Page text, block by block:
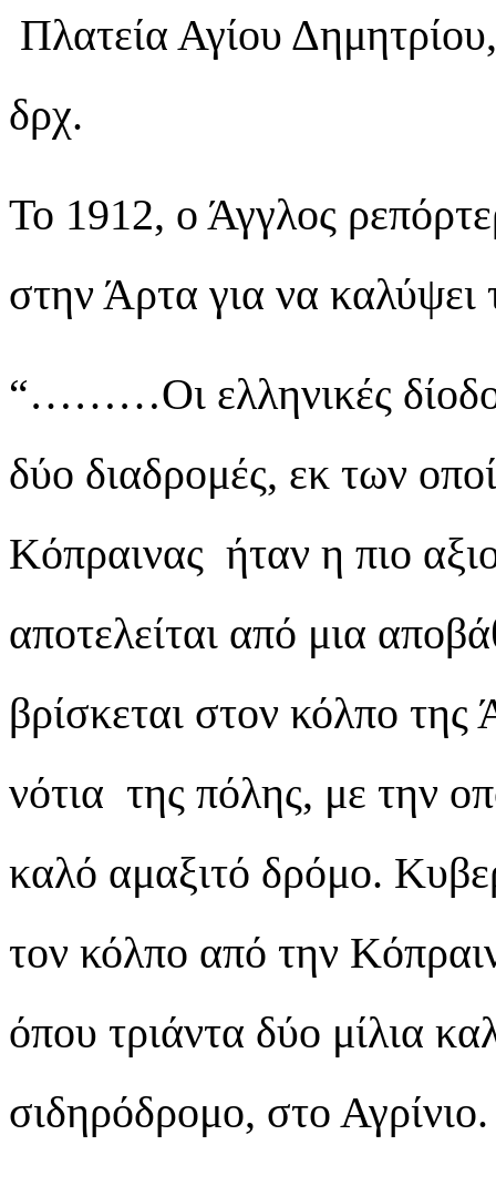
Πλατεία Αγίου
δρχ.
Το 1912, ο Άγγλος
στην Άρτα για να καλύψει
“………Οι ελληνικές
δύο διαδρομές, εκ των
Κόπραινας ήταν η πιο
αποτελείται από μια
βρίσκεται στον κόλπο της
νότια της πόλης, με την
καλό αμαξιτό δρόμο.
τον κόλπο από την
όπου τριάντα δύο μίλια
σιδηρόδρομο, στο Αγρίνιο.